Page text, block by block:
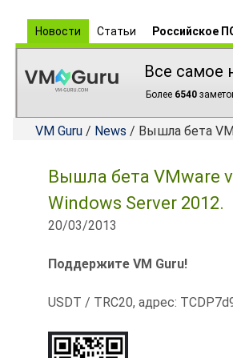
Новости Статьи Российское
Все самое
Более 6540
VM Guru / News / Вышла бета
Вышла бета VMware
Windows Server 2012.
20/03/2013
Поддержите VM Guru!
USDT / TRC20, адрес: